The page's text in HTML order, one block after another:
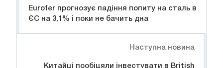
Eurofer прогнозує падіння попиту на сталь в
ЄС на 3,1% і поки не бачить дна
Наступна новина
Китайці пообіцяли інвестувати в British